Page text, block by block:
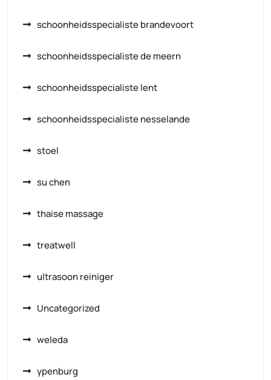
schoonheidsspecialiste brandevoort
schoonheidsspecialiste de meern
schoonheidsspecialiste lent
schoonheidsspecialiste nesselande
stoel
su chen
thaise massage
treatwell
ultrasoon reiniger
Uncategorized
weleda
ypenburg